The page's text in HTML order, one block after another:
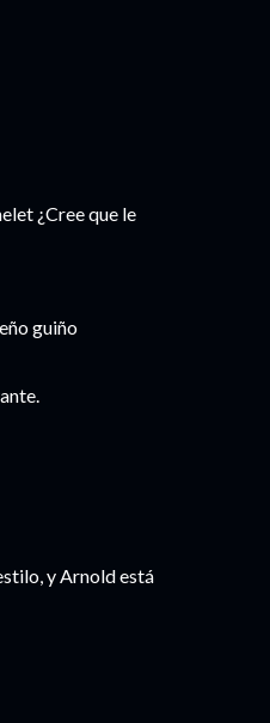
¿Cree que le
guiño
y Arnold está